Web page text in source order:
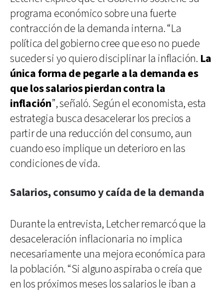
programa económico sobre una fuerte
contracción de la demanda interna. “La
política del gobierno cree que eso no puede
suceder si yo quiero disciplinar la inflación. La
única forma de pegarle a la demanda es
que los salarios pierdan contra la
inflación”, señaló. Según el economista, esta
estrategia busca desacelerar los precios a
partir de una reducción del consumo, aun
cuando eso implique un deterioro en las
condiciones de vida.
Salarios, consumo y caída de la demanda
Durante la entrevista, Letcher remarcó que la
desaceleración inflacionaria no implica
necesariamente una mejora económica para
la población. “Si alguno aspiraba o creía que
en los próximos meses los salarios le iban a